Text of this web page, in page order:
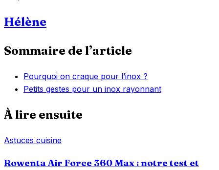
Hélène
Sommaire de l’article
Pourquoi on craque pour l’inox ?
Petits gestes pour un inox rayonnant
À lire ensuite
Astuces cuisine
Rowenta Air Force 360 Max : notre test et